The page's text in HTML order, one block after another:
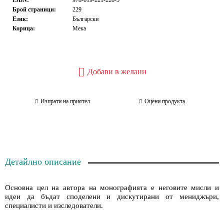
Брой страници:
229
Език:
Български
Корица:
Мека
Добави в желани
Изпрати на приятел Оцени продукта
Детайлно описание
Основна цел на автора на монографията е неговите мисли и
идеи да бъдат споделени и дискутирани от мениджъри,
специалисти и изследователи.